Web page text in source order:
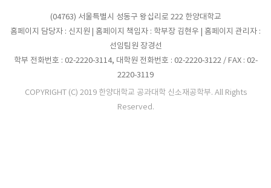
(04763) 서울특별시 성동구 왕십리로 222 한양대학교
홈페이지 담당자 : 신지원 | 홈페이지 책임자 : 학부장 김현우 | 홈페이지 관리자 :
선임팀원 장경선
학부 전화번호 : 02-2220-3114, 대학원 전화번호 : 02-2220-3122 / FAX : 02-
2220-3119
COPYRIGHT (C) 2019 한양대학교 공과대학 신소재공학부. All Rights
Reserved.